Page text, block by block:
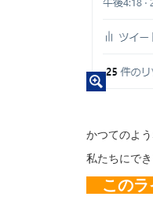
かつてのよ
私たちにで
このラ